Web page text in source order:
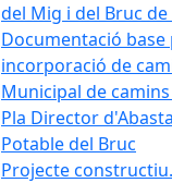
del Mig i del Bruc de
Documentació base
incorporació de
Municipal de
Pla Director
Potable del Bruc
Projecte